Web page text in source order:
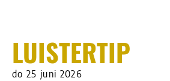
LUISTERTIP
do 25 juni 2026